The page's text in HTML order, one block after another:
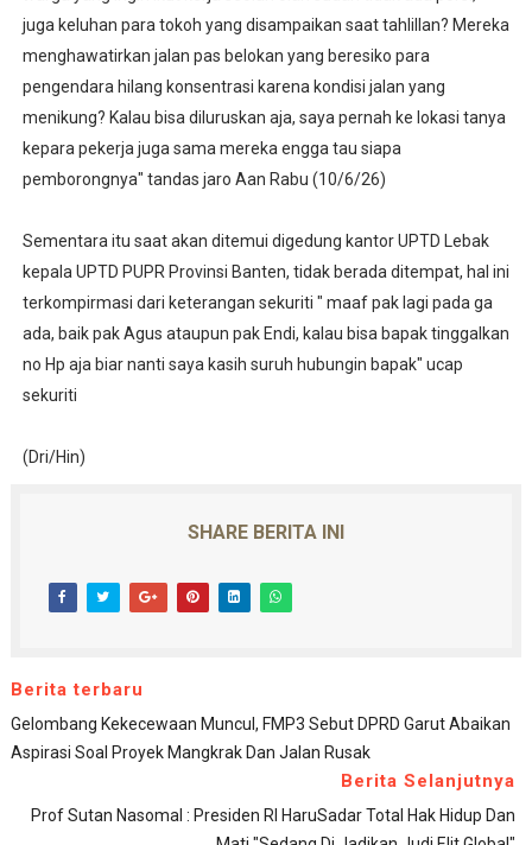
juga keluhan para tokoh yang disampaikan saat tahlillan? Mereka
menghawatirkan jalan pas belokan yang beresiko para
pengendara hilang konsentrasi karena kondisi jalan yang
menikung? Kalau bisa diluruskan aja, saya pernah ke lokasi tanya
kepara pekerja juga sama mereka engga tau siapa
pemborongnya" tandas jaro Aan Rabu (10/6/26)
Sementara itu saat akan ditemui digedung kantor UPTD Lebak
kepala UPTD PUPR Provinsi Banten, tidak berada ditempat, hal ini
terkompirmasi dari keterangan sekuriti " maaf pak lagi pada ga
ada, baik pak Agus ataupun pak Endi, kalau bisa bapak tinggalkan
no Hp aja biar nanti saya kasih suruh hubungin bapak" ucap
sekuriti
(Dri/Hin)
SHARE BERITA INI
Berita terbaru
Gelombang Kekecewaan Muncul, FMP3 Sebut DPRD Garut Abaikan
Aspirasi Soal Proyek Mangkrak Dan Jalan Rusak
Berita Selanjutnya
Prof Sutan Nasomal : Presiden RI HaruSadar Total Hak Hidup Dan